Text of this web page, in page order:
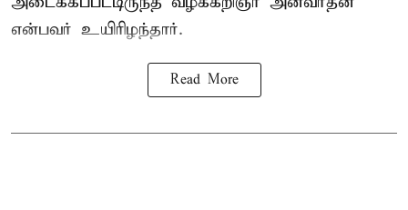
என்பவர் உயிரிழந்தார்.
Read More